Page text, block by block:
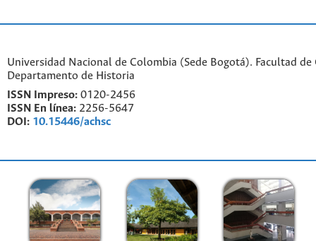
Universidad Nacional de Colombia (Sede Bogotá). Facultad de
Departamento de Historia
ISSN Impreso: 0120-2456
ISSN En línea: 2256-5647
DOI: 10.15446/achsc